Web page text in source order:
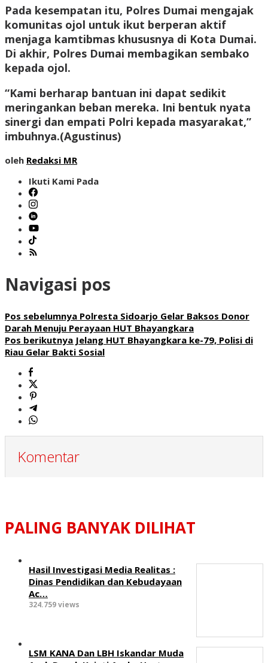
Pada kesempatan itu, Polres Dumai mengajak
komunitas ojol untuk ikut berperan aktif
menjaga kamtibmas khususnya di Kota Dumai.
Di akhir, Polres Dumai membagikan sembako
kepada ojol.
“Kami berharap bantuan ini dapat sedikit
meringankan beban mereka. Ini bentuk nyata
sinergi dan empati Polri kepada masyarakat,”
imbuhnya.(Agustinus)
oleh Redaksi MR
Ikuti Kami Pada
Navigasi pos
Pos sebelumnya Polresta Sidoarjo Gelar Baksos Donor
Darah Menuju Perayaan HUT Bhayangkara
Pos berikutnya Jelang HUT Bhayangkara ke-79, Polisi di
Riau Gelar Bakti Sosial
Komentar
PALING BANYAK DILIHAT
Hasil Investigasi Media Realitas :
‎Dinas Pendidikan dan Kebudayaan
Ac…
324.759 views
LSM KANA Dan LBH Iskandar Muda